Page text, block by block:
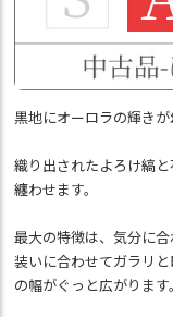
黒地にオーロラの輝き
織り出されたよろけ縞
纏わせます。
最大の特徴は、気分に
装いに合わせてガラリ
の幅がぐっと広がります。